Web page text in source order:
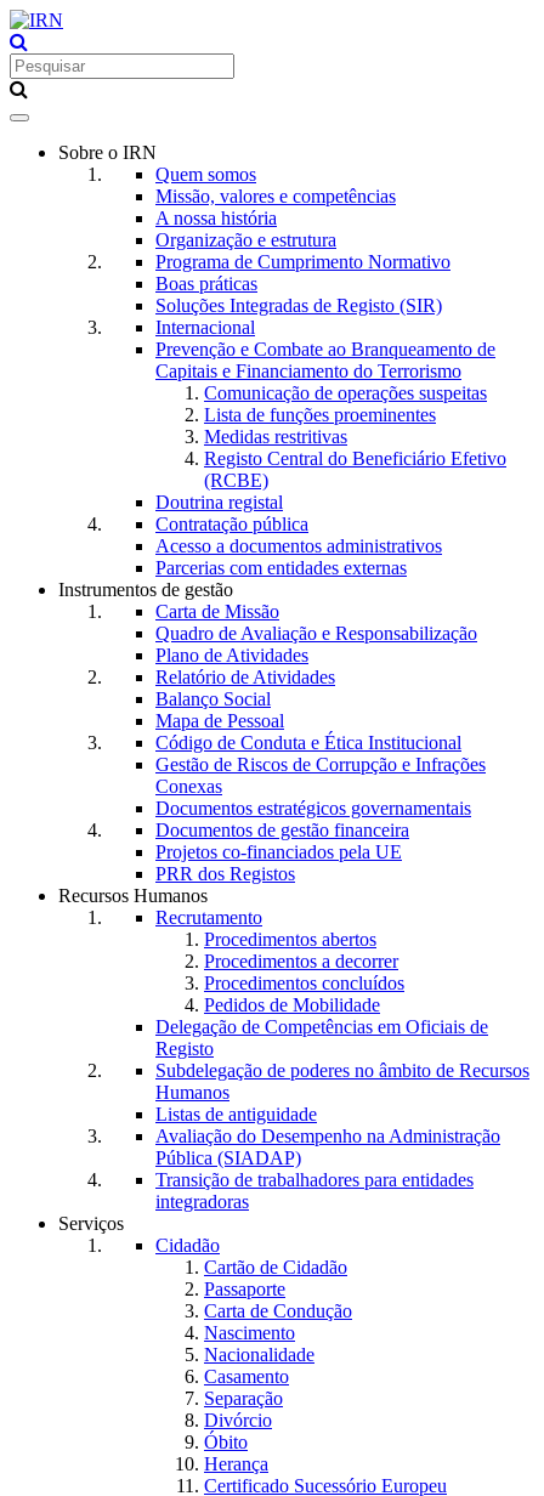
Toggle
navigationSobre o IRN
Quem somos
Missão, valores e competências
A nossa história
Organização e estrutura
Programa de Cumprimento Normativo
Boas práticas
Soluções Integradas de Registo (SIR)
Internacional
Prevenção e Combate ao Branqueamento de
Capitais e Financiamento do Terrorismo
Comunicação de operações suspeitas
Lista de funções proeminentes
Medidas restritivas
Registo Central do Beneficiário Efetivo
(RCBE)
Doutrina registal
Contratação pública
Acesso a documentos administrativos
Parcerias com entidades externas
Instrumentos de gestão
Carta de Missão
Quadro de Avaliação e Responsabilização
Plano de Atividades
Relatório de Atividades
Balanço Social
Mapa de Pessoal
Código de Conduta e Ética Institucional
Gestão de Riscos de Corrupção e Infrações
Conexas
Documentos estratégicos governamentais
Documentos de gestão financeira
Projetos co-financiados pela UE
PRR dos Registos
Recursos Humanos
Recrutamento
Procedimentos abertos
Procedimentos a decorrer
Procedimentos concluídos
Pedidos de Mobilidade
Delegação de Competências em Oficiais de
Registo
Subdelegação de poderes no âmbito de Recursos
Humanos
Listas de antiguidade
Avaliação do Desempenho na Administração
Pública (SIADAP)
Transição de trabalhadores para entidades
integradoras
Serviços
Cidadão
Cartão de Cidadão
Passaporte
Carta de Condução
Nascimento
Nacionalidade
Casamento
Separação
Divórcio
Óbito
Herança
Certificado Sucessório Europeu